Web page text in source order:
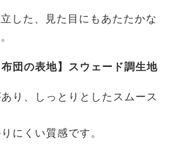
した、見た目にもあたたかな
布団の表地】スウェード調生地
り、しっとりとしたスムース
にくい質感です。